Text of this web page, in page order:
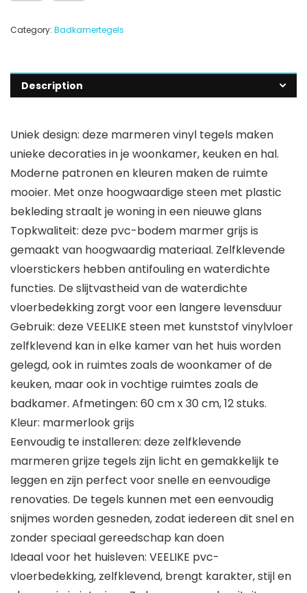
Category: Badkamertegels
Description
Uniek design: deze marmeren vinyl tegels maken
unieke decoraties in je woonkamer, keuken en hal.
Moderne patronen en kleuren maken de ruimte
mooier. Met onze hoogwaardige steen met plastic
bekleding straalt je woning in een nieuwe glans
Topkwaliteit: deze pvc-bodem marmer grijs is
gemaakt van hoogwaardig materiaal. Zelfklevende
vloerstickers hebben antifouling en waterdichte
functies. De slijtvastheid van de waterdichte
vloerbedekking zorgt voor een langere levensduur
Gebruik: deze VEELIKE steen met kunststof vinylvloer
zelfklevend kan in elke kamer van het huis worden
gelegd, ook in ruimtes zoals de woonkamer of de
keuken, maar ook in vochtige ruimtes zoals de
badkamer. Afmetingen: 60 cm x 30 cm, 12 stuks.
Kleur: marmerlook grijs
Eenvoudig te installeren: deze zelfklevende
marmeren grijze tegels zijn licht en gemakkelijk te
leggen en zijn perfect voor snelle en eenvoudige
renovaties. De tegels kunnen met een eenvoudig
snijmes worden gesneden, zodat iedereen dit snel en
zonder speciaal gereedschap kan doen
Ideaal voor het huisleven: VEELIKE pvc-
vloerbedekking, zelfklevend, brengt karakter, stijl en